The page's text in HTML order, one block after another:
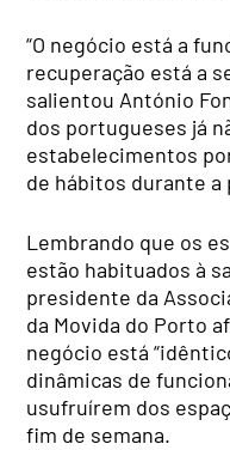
“O negócio está a
recuperação está a
salientou António
dos portugueses já
estabelecimentos
de hábitos durante a
Lembrando que os
estão habituados à
presidente da
da Movida do Porto
negócio está
dinâmicas de
usufruírem dos
fim de semana.